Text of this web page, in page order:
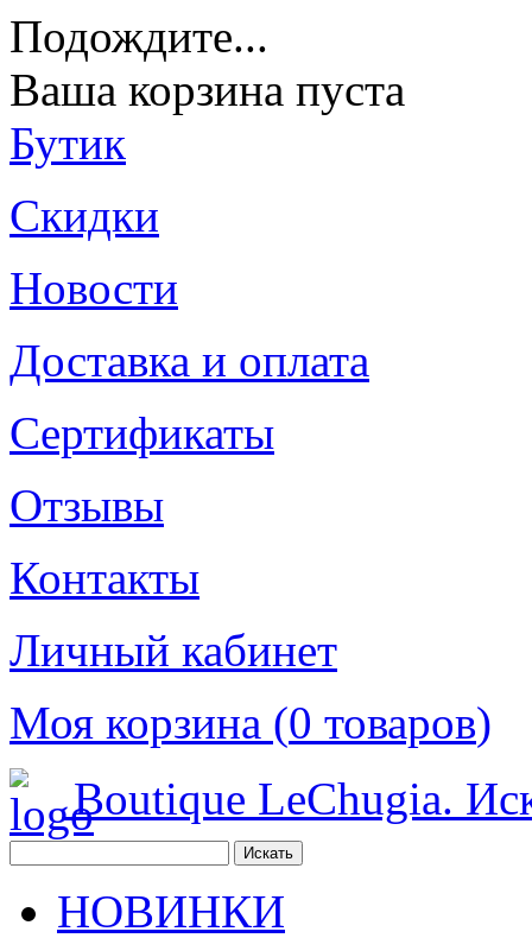
Подождите...
Ваша корзина пуста
Бутик
Скидки
Новости
Доставка и оплата
Сертификаты
Отзывы
Контакты
Личный кабинет
Моя корзина (0 товаров)
Boutique LeChugia.
НОВИНКИ